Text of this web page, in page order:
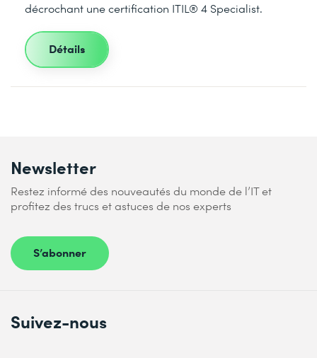
décrochant une certification ITIL® 4 Specialist.
Détails
Newsletter
Restez informé des nouveautés du monde de l’IT et
profitez des trucs et astuces de nos experts
S’abonner
Suivez-nous